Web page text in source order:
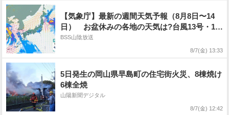
【気象庁】最新の週間天気予報（8月8日〜14
日） お盆休みの各地の天気は?台風13号・15
号の影響は…大しけ・警報級高潮などのおそれ
も 進路予想・17日にかけての雨風シミュレー
BSS山陰放送
8/7(金) 13:33
5日発生の岡山県早島町の住宅街火災、8棟焼け
6棟全焼
山陽新聞デジタル
8/7(金) 12:42